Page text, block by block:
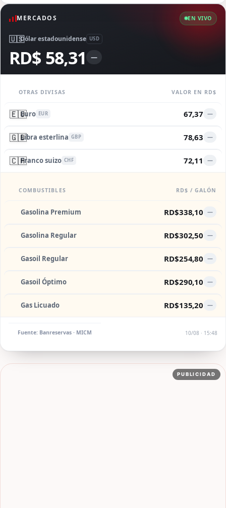
MERCADOS EN VIVO
🇺🇸Dólar estadounidense USD
RD$ 58,31 —
OTRAS DIVISAS VALOR EN RD$
🇪🇺Euro EUR 67,37 —
🇬🇧Libra esterlina GBP 78,63 —
🇨🇭Franco suizo CHF 72,11 —
COMBUSTIBLES RD$ / GALÓN
Gasolina Premium RD$338,10 —
Gasolina Regular RD$302,50 —
Gasoil Regular RD$254,80 —
Gasoil Óptimo RD$290,10 —
Gas Licuado RD$135,20 —
Fuente: Banreservas · MICM 10/08 · 15:48
PUBLICIDAD